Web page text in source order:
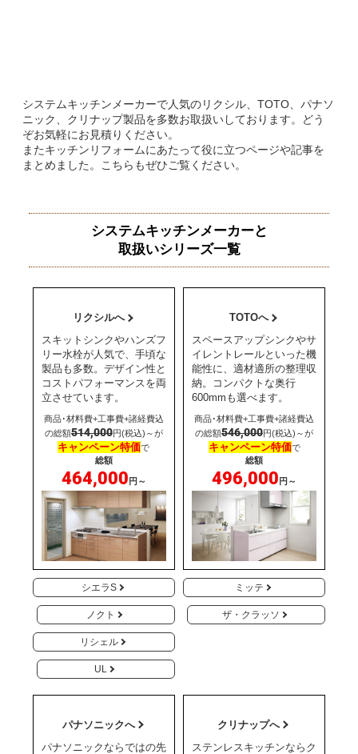
システムキッチンメーカーで人気のリクシル、TOTO、パナソ
ニック、クリナップ製品を多数お取扱いしております。どう
ぞお気軽にお見積りください。
またキッチンリフォームにあたって役に立つページや記事を
まとめました。こちらもぜひご覧ください。
システムキッチンメーカーと
取扱いシリーズ一覧
リクシルへ
スキットシンクやハンズフ
リー水栓が人気で、手頃な
製品も多数。デザイン性と
コストパフォーマンスを両
立させています。
商品･材料費+工事費+諸経費込
の総額514,000円(税込)～が
キャンペーン特価で
総額
464,000 円～
シエラS
ノクト
リシェル
UL
TOTOへ
スペースアップシンクやサ
イレントレールといった機
能性に、適材適所の整理収
納。コンパクトな奥行
600mmも選べます。
商品･材料費+工事費+諸経費込
の総額546,000円(税込)～が
キャンペーン特価で
総額
496,000 円～
ミッテ
ザ・クラッソ
パナソニックへ
パナソニックならではの先
クリナップへ
ステンレスキッチンならク